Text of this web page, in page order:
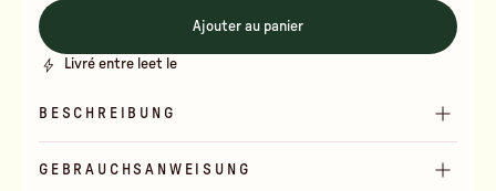
Ajouter au panier
Livré entre leet le
BESCHREIBUNG
GEBRAUCHSANWEISUNG